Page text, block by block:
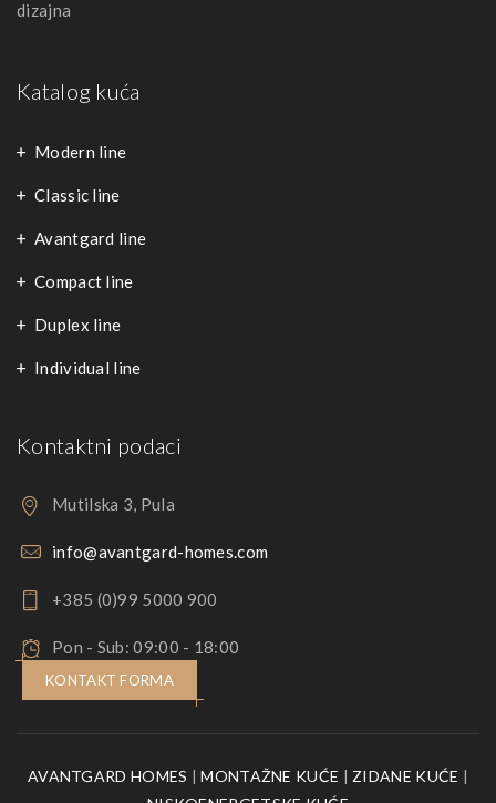
dizajna
Katalog kuća
Modern line
Classic line
Avantgard line
Compact line
Duplex line
Individual line
Kontaktni podaci
Mutilska 3, Pula
info@avantgard-homes.com
+385 (0)99 5000 900
Pon - Sub: 09:00 - 18:00
KONTAKT FORMA
AVANTGARD HOMES |MONTAŽNE KUĆE | ZIDANE KUĆE |